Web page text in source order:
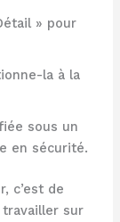
» pour
la à la
sous un
en sécurité.
c’est de
sur